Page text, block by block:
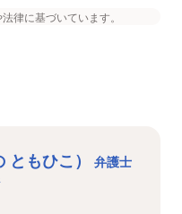
律に基づいています。
もひこ）
弁護士